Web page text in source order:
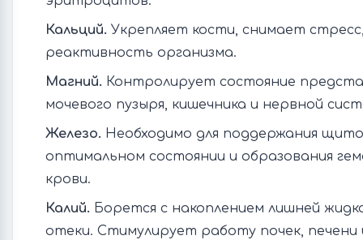
Кальций. Укрепляет кости, снимает
реактивность организма.
Магний. Контролирует состояние
мочевого пузыря, кишечника и нервной
Железо. Необходимо для поддержания
оптимальном состоянии и образования
крови.
Калий. Борется с накоплением лишней
отеки. Стимулирует работу почек, печени